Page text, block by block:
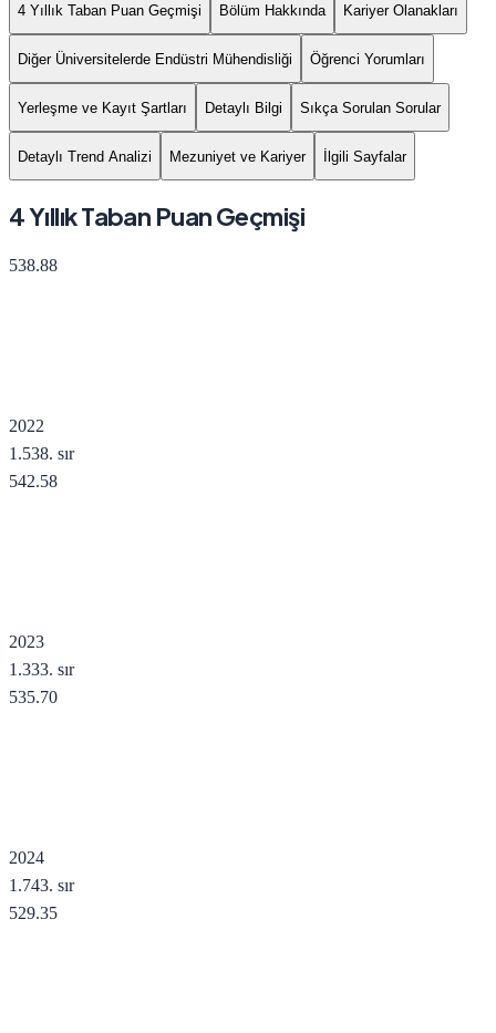
4 Yıllık Taban Puan Geçmişi Bölüm Hakkında Kariyer Olanakları
Diğer Üniversitelerde Endüstri Mühendisliği Öğrenci Yorumları
Yerleşme ve Kayıt Şartları Detaylı Bilgi Sıkça Sorulan Sorular
Detaylı Trend Analizi Mezuniyet ve Kariyer İlgili Sayfalar
4 Yıllık Taban Puan Geçmişi
538.88
2022
1.538. sır
542.58
2023
1.333. sır
535.70
2024
1.743. sır
529.35